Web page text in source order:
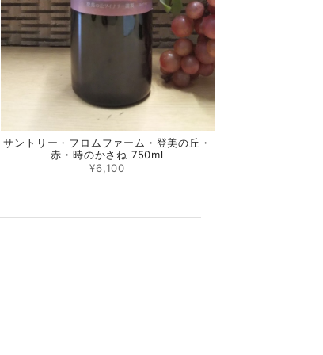
サントリー・フロムファーム・登美の丘・
赤・時のかさね 750ml
¥6,100